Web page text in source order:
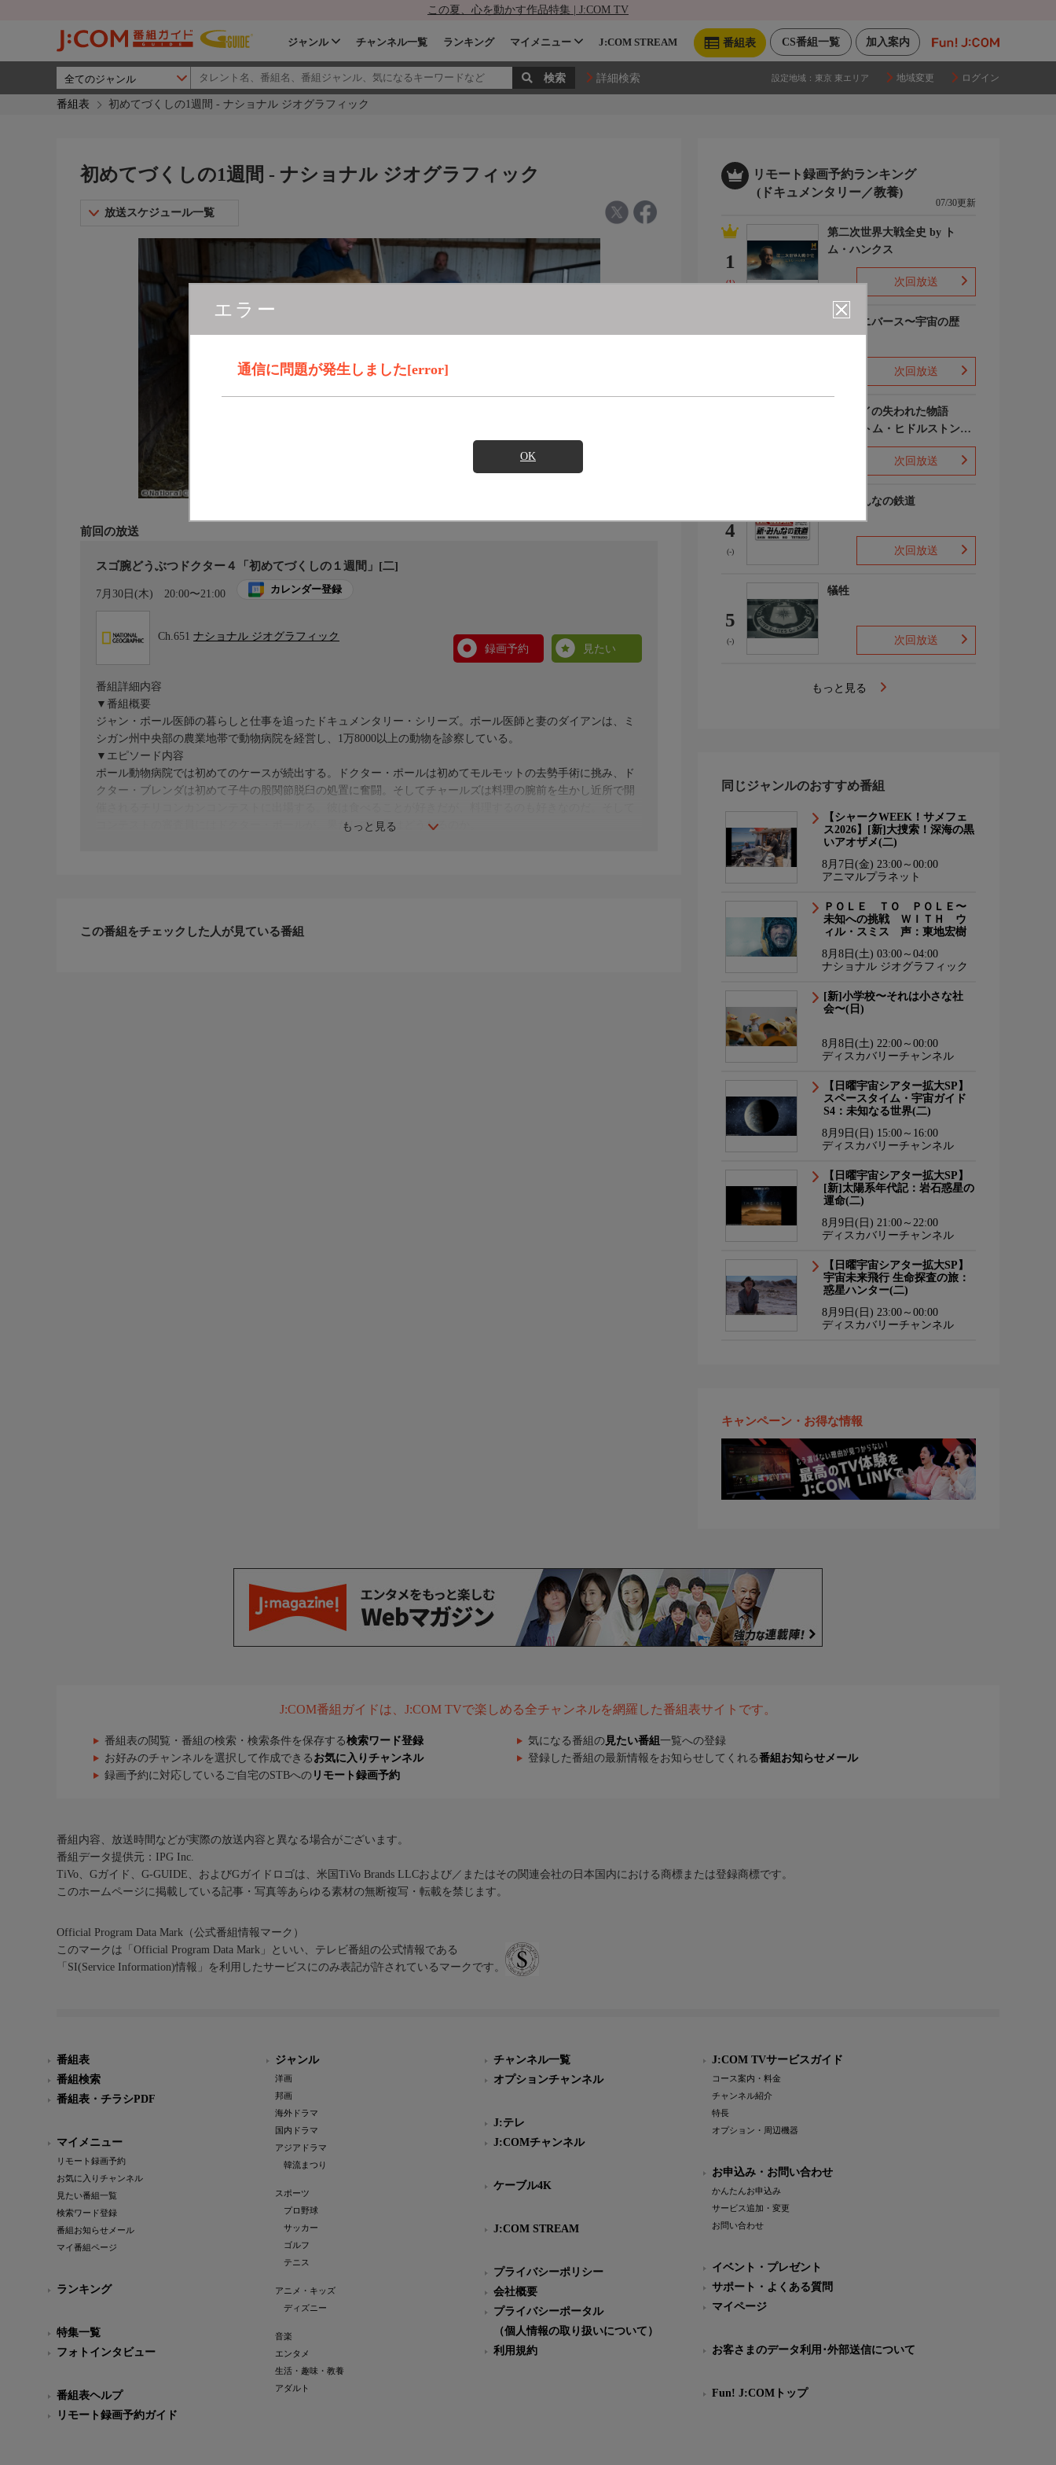
この夏、心を動かす作品特集 | J:COM TV
加入案内
CS番組一覧
番組表
ジャンル チャンネル一覧 ランキング マイメニュー J:COM STREAM
詳細検索 設定地域： 東京 東エリア 地域変更 ログイン
番組表 初めてづくしの1週間 - ナショナル ジオグラフィック
エラー
通信に問題が発生しました[error]
OK
初めてづくしの1週間 - ナショナル ジオグラフィック
放送スケジュール一覧
前回の放送
スゴ腕どうぶつドクター４「初めてづくしの１週間」[二]
7月30日(木) 20:00〜21:00 カレンダー登録
Ch.651 ナショナル ジオグラフィック
録画予約
見たい
もっと見る
番組詳細内容
▼番組概要
ジャン・ポール医師の暮らしと仕事を追ったドキュメンタリー・シリーズ。ポール医師と妻のダイアンは、ミ
シガン州中央部の農業地帯で動物病院を経営し、1万8000以上の動物を診察している。
▼エピソード内容
ポール動物病院では初めてのケースが続出する。ドクター・ポールは初めてモルモットの去勢手術に挑み、ド
クター・ブレンダは初めて子牛の股関節脱臼の処置に奮闘。そしてチャールズは料理の腕前を生かし近所で開
コンテストの審査員にはドクター・ポールが。果たして結果はどうなるのか。
この番組をチェックした人が見ている番組
リモート録画予約ランキング
(ドキュメンタリー／教養)
07/30更新
1
(1)
第二次世界大戦全史 by ト
ム・ハンクス
次回放送
ザ・ユニバース〜宇宙の歴
次回放送
ポンペイの失われた物語
WITH トム・ヒドルストン
声:平川大輔
次回放送
4
(-)
新・みんなの鉄道
次回放送
5
(-)
犠牲
次回放送
もっと見る
同じジャンルのおすすめ番組
【シャークWEEK！サメフェ
ス2026】[新]大捜索！深海の黒
いアオザメ(二)
8月7日(金) 23:00～00:00
アニマルプラネット
ＰＯＬＥ ＴＯ ＰＯＬＥ〜
未知への挑戦 ＷＩＴＨ ウ
ィル・スミス 声：東地宏樹
8月8日(土) 03:00～04:00
ナショナル ジオグラフィック
[新]小学校〜それは小さな社
会〜(日)
8月8日(土) 22:00～00:00
ディスカバリーチャンネル
【日曜宇宙シアター拡大SP】
スペースタイム・宇宙ガイド
S4：未知なる世界(二)
8月9日(日) 15:00～16:00
ディスカバリーチャンネル
【日曜宇宙シアター拡大SP】
[新]太陽系年代記：岩石惑星の
運命(二)
8月9日(日) 21:00～22:00
ディスカバリーチャンネル
【日曜宇宙シアター拡大SP】
宇宙未来飛行 生命探査の旅：
惑星ハンター(二)
8月9日(日) 23:00～00:00
ディスカバリーチャンネル
キャンペーン・お得な情報
J:COM番組ガイドは、J:COM TVで楽しめる全チャンネルを網羅した番組表サイトです。
番組表の閲覧・番組の検索・検索条件を保存する検索ワード登録 気になる番組の 見たい番組 一覧への登録
お好みのチャンネルを選択して作成できる お気に入りチャンネル 登録した番組の最新情報をお知らせしてくれる番組お知らせメール
録画予約に対応しているご自宅のSTBへの リモート録画予約
番組内容、放送時間などが実際の放送内容と異なる場合がございます。
番組データ提供元：IPG Inc.
TiVo、Gガイド、G-GUIDE、およびGガイドロゴは、米国TiVo Brands LLCおよび／またはその関連会社の日本国内における商標または登録商標です。
このホームページに掲載している記事・写真等あらゆる素材の無断複写・転載を禁じます。
Official Program Data Mark（公式番組情報マーク）
このマークは「Official Program Data Mark」といい、テレビ番組の公式情報である
「SI(Service Information)情報」を利用したサービスにのみ表記が許されているマークです。
番組表
番組検索
番組表・チラシPDF
マイメニュー
リモート録画予約
お気に入りチャンネル
見たい番組一覧
検索ワード登録
番組お知らせメール
マイ番組ページ
ランキング
特集一覧
フォトインタビュー
番組表ヘルプ
リモート録画予約ガイド
ジャンル
洋画
邦画
海外ドラマ
国内ドラマ
アジアドラマ
韓流まつり
スポーツ
プロ野球
サッカー
ゴルフ
テニス
アニメ・キッズ
ディズニー
音楽
エンタメ
生活・趣味・教養
アダルト
チャンネル一覧
オプションチャンネル
J:テレ
J:COMチャンネル
ケーブル4K
J:COM STREAM
プライバシーポリシー
会社概要
プライバシーポータル
（個人情報の取り扱いについて）
利用規約
J:COM TVサービスガイド
コース案内・料金
チャンネル紹介
特長
オプション・周辺機器
お申込み・お問い合わせ
かんたんお申込み
サービス追加・変更
お問い合わせ
イベント・プレゼント
サポート・よくある質問
マイページ
お客さまのデータ利用･外部送信について
Fun! J:COMトップ